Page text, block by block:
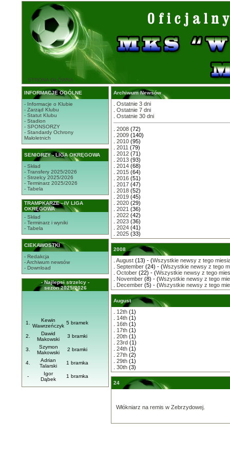
STRONA GŁÓWNA
INFORMACJE OGÓLNE
- Informacje o Klubie
- Zarząd Klubu
- Statut Klubu
- Stadion
- SPONSORZY
- Standardy Ochrony
Małoletnich
SENIORZY - LIGA OKRĘGOWA
- Skład
- Transfery 2025/2026
- Strzelcy 2025/2026
- Terminarz 2025/2026
- Tabela
TRAMPKARZE - IV LIGA
OKRĘGOWA
- Skład
- Terminarz i wyniki
- Tabela
CIEKAWOSTKI
- Redakcja
- Archiwum newsów
- Download
- Najlepsi strzelcy -
sezon 2025/2026
1.
Kewin
Wawrzeńczyk
5 bramek
2.
Dawid
Makowski
3 bramki
3.
Szymon
Makowski
2 bramki
4.
Adrian
Talarski
1 bramka
-
Igor
Dąbek
1 bramka
Archiwum Newsów
Ostatnie 3 dni
Ostatnie 7 dni
Ostatnie 30 dni
2008 (72)
2009 (140)
2010 (95)
2011 (79)
2012 (71)
2013 (93)
2014 (68)
2015 (64)
2016 (51)
2017 (47)
2018 (52)
2019 (45)
2020 (29)
2021 (36)
2022 (42)
2023 (36)
2024 (41)
2025 (33)
2008
August (13) - (Wszystkie newsy z tego
September (24) - (Wszystkie newsy z tego
October (22) - (Wszystkie newsy z tego
November (8) - (Wszystkie newsy z tego
December (5) - (Wszystkie newsy z tego
August
12th (1)
14th (1)
16th (1)
17th (1)
20th (1)
23rd (1)
24th (1)
27th (2)
29th (1)
30th (3)
24
Włókniarz na remis w Zebrzydowej.